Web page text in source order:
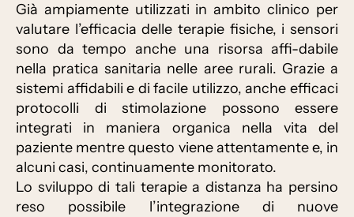
Già ampiamente utilizzati in ambito clinico per
valutare l’efficacia delle terapie fisiche, i sensori
sono da tempo anche una risorsa affi-dabile
nella pratica sanitaria nelle aree rurali. Grazie a
sistemi affidabili e di facile utilizzo, anche efficaci
protocolli di stimolazione possono essere
integrati in maniera organica nella vita del
paziente mentre questo viene attentamente e, in
alcuni casi, continuamente monitorato.
Lo sviluppo di tali terapie a distanza ha persino
reso possibile l’integrazione di nuove